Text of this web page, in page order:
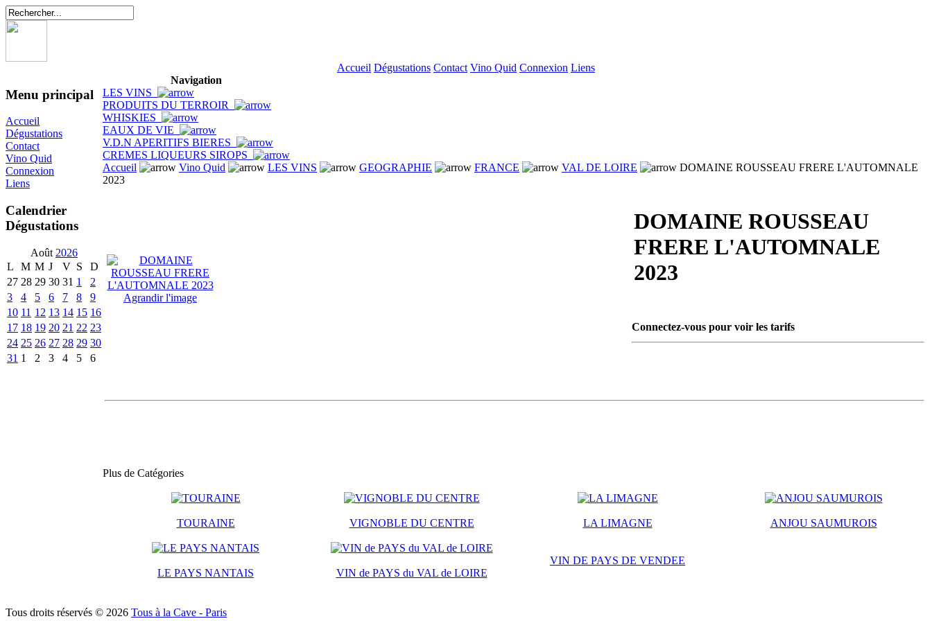
Accueil Dégustations Contact Vino Quid Connexion Liens
Menu principal
Accueil
Dégustations
Contact
Vino Quid
Connexion
Liens
Calendrier
Dégustations
Août 2026
L
M M J V S
D
27 28 29 30 31 1
2
3
4 5 6 7 8
9
10 11 12 13 14 15 16
17 18 19 20 21 22 23
24 25 26 27 28 29 30
31 1 2 3 4 5 6
Navigation
LES VINS
PRODUITS DU TERROIR
WHISKIES
EAUX DE VIE
V.D.N APERITIFS BIERES
CREMES LIQUEURS SIROPS
Accueil
Vino Quid LES VINS GEOGRAPHIE FRANCE VAL DE LOIRE
DOMAINE ROUSSEAU FRERE L'AUTOMNALE
2023
Agrandir l'image
DOMAINE ROUSSEAU
FRERE L'AUTOMNALE
2023
Connectez-vous pour voir les tarifs
Plus de Catégories
TOURAINE VIGNOBLE DU CENTRE LA LIMAGNE ANJOU SAUMUROIS
LE PAYS NANTAIS VIN de PAYS du VAL de LOIRE
VIN DE PAYS DE VENDEE
Tous droits réservés © 2026 Tous à la Cave - Paris